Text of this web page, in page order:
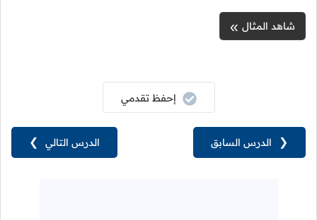
شاهد المثال
الدرس التالي ❯
إحفظ تقدمي
❮ الدرس السابق